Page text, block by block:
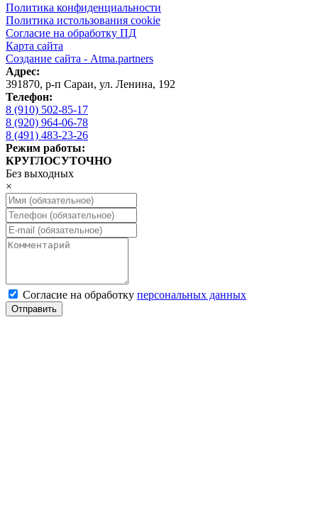
Политика конфиденциальности
Политика истользования cookie
Согласие на обработку ПД
Карта сайта
Создание сайта - Atma.partners
Адрес:
391870, р-п Сараи, ул. Ленина, 192
Телефон:
8 (910) 502-85-17
8 (920) 964-06-78
8 (491) 483-23-26
Режим работы:
КРУГЛОСУТОЧНО
Без выходных
×
Cогласие на обработку персональных данных
Отправить